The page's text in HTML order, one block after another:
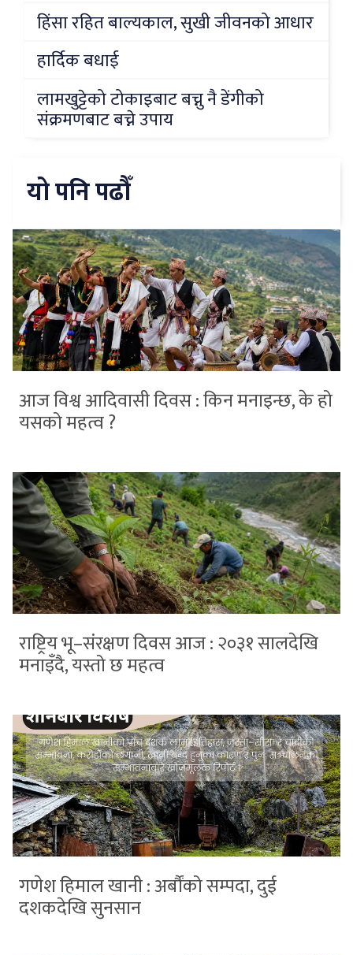
हिंसा रहित बाल्यकाल, सुखी जीवनको आधार
हार्दिक बधाई
लामखुट्टेको टोकाइबाट बच्नु नै डेंगीको
संक्रमणबाट बच्ने उपाय
यो पनि पढौँ
आज विश्व आदिवासी दिवस : किन मनाइन्छ, के हो
यसको महत्व ?
राष्ट्रिय भू–संरक्षण दिवस आज : २०३१ सालदेखि
मनाइँदै, यस्तो छ महत्व
गणेश हिमाल खानी : अर्बौंको सम्पदा, दुई
दशकदेखि सुनसान